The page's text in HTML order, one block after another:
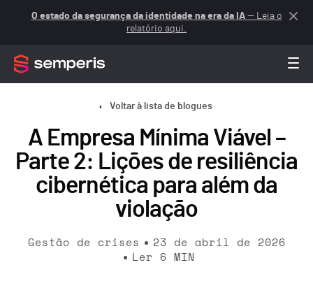
O estado da segurança da identidade na era da IA— Leia o
relatório aqui.
Voltar à lista de blogues
A Empresa Mínima Viável –
Parte 2: Lições de resiliência
cibernética para além da
violação
Gestão de crises
23 de abril de 2026
Ler
6 MIN